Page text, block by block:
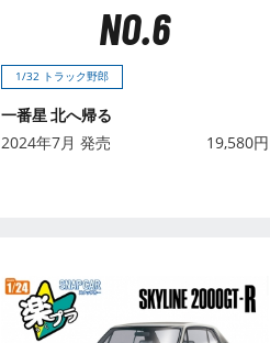
NO.6
1/32 トラック野郎
一番星 北へ帰る
2024年7月 発売 19,580円